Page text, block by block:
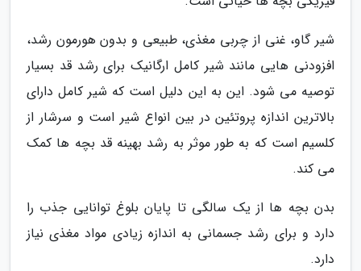
شیر گاو، غنی از چربی مغذی، طبیعی و بدون هورمون رشد،
افزودنی هایی مانند شیر کامل ارگانیک برای رشد قد بسیار
توصیه می شود. این به این دلیل است که شیر کامل دارای
بالاترین اندازه پروتئین در بین انواع شیر است و سرشار از
کلسیم است که به طور موثر به رشد بهینه قد بچه ها کمک
می کند.
بدن بچه ها از یک سالگی تا پایان بلوغ توانایی جذب را
دارد و برای رشد جسمانی به اندازه زیادی مواد مغذی نیاز
دارد.